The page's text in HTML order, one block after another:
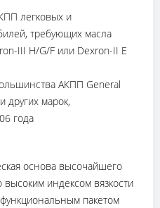
легковых и
требующих масла
III H/G/F или Dexron-II E
АКПП General
других марок,
года
основа высочайшего
высоким индексом вязкости
пакетом